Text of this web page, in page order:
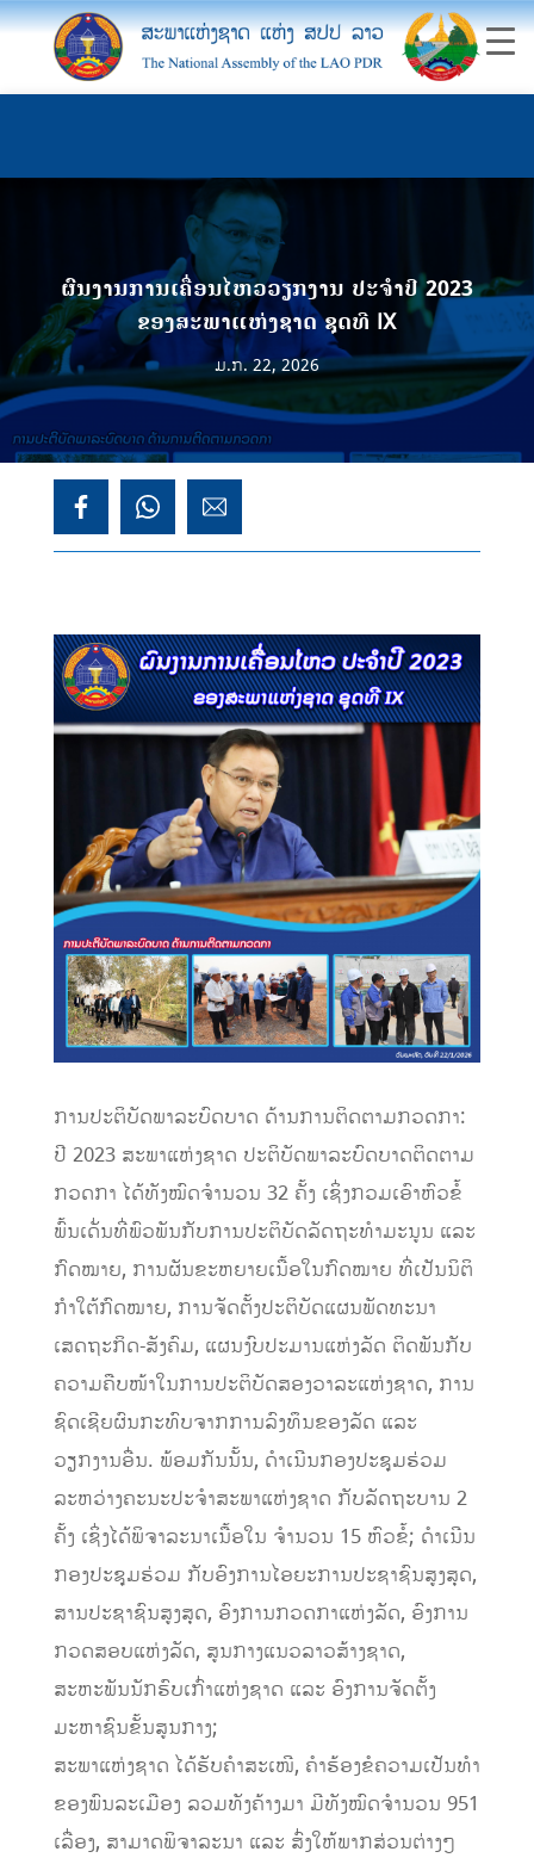
ຜົນງານການເຄື່ອນໄຫວວຽກງານ ປະຈໍາປີ 2023
ຂອງສະພາແຫ່ງຊາດ ຊຸດທີ IX
ມ.ກ. 22, 2026
ການປະຕິບັດພາລະບົດບາດ ດ້ານການຕິດຕາມກວດກາ:
ປີ 2023 ສະພາແຫ່ງຊາດ ປະຕິບັດພາລະບົດບາດຕິດຕາມ
ກວດກາ ໄດ້ທັງໝົດຈໍານວນ 32 ຄັ້ງ ເຊິ່ງກວມເອົາຫົວຂໍ້
ພົ້ນເດັ່ນທີ່ພົວພັນກັບການປະຕິບັດລັດຖະທໍາມະນູນ ແລະ
ກົດໝາຍ, ການຜັນຂະຫຍາຍເນື້ອໃນກົດໝາຍ ທີ່ເປັນນິຕິ
ກຳໃຕ້ກົດໝາຍ, ການຈັດຕັ້ງປະຕິບັດແຜນພັດທະນາ
ເສດຖະກິດ-ສັງຄົມ, ແຜນງົບປະມານແຫ່ງລັດ ຕິດພັນກັບ
ຄວາມຄືບໜ້າໃນການປະຕິບັດສອງວາລະແຫ່ງຊາດ, ການ
ຊົດເຊີຍຜົນກະທົບຈາກການລົງທຶນຂອງລັດ ແລະ
ວຽກງານອື່ນ. ພ້ອມກັນນັ້ນ, ດໍາເນີນກອງປະຊຸມຮ່ວມ
ລະຫວ່າງຄະນະປະຈໍາສະພາແຫ່ງຊາດ ກັບລັດຖະບານ 2
ຄັ້ງ ເຊິ່ງໄດ້ພິຈາລະນາເນື້ອໃນ ຈໍານວນ 15 ຫົວຂໍ້; ດໍາເນີນ
ກອງປະຊຸມຮ່ວມ ກັບອົງການໄອຍະການປະຊາຊົນສູງສຸດ,
ສານປະຊາຊົນສູງສຸດ, ອົງການກວດກາແຫ່ງລັດ, ອົງການ
ກວດສອບແຫ່ງລັດ, ສູນກາງແນວລາວສ້າງຊາດ,
ສະຫະພັນນັກຮົບເກົ່າແຫ່ງຊາດ ແລະ ອົງການຈັດຕັ້ງ
ມະຫາຊົນຂັ້ນສູນກາງ;
ສະພາແຫ່ງຊາດ ໄດ້ຮັບຄໍາສະເໜີ, ຄໍາຮ້ອງຂໍຄວາມເປັນທໍາ
ຂອງພົນລະເມືອງ ລວມທັງຄ້າງມາ ມີທັງໝົດຈໍານວນ 951
ເລື່ອງ, ສາມາດພິຈາລະນາ ແລະ ສົ່ງໃຫ້ພາກສ່ວນຕ່າງໆ